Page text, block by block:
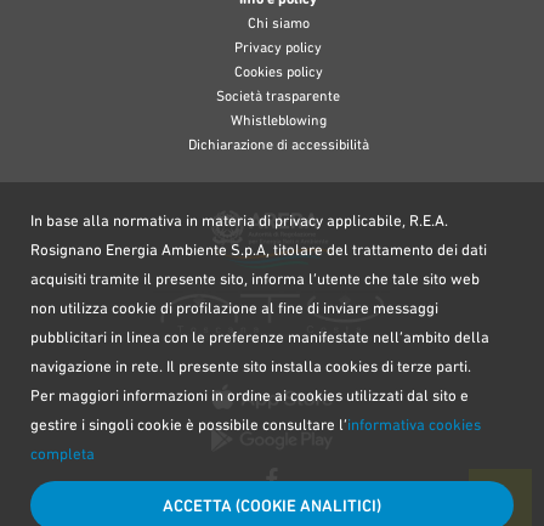
Chi siamo
Privacy policy
Cookies policy
Società trasparente
Whistleblowing
Dichiarazione di accessibilità
In base alla normativa in materia di privacy applicabile, R.E.A.
Rosignano Energia Ambiente S.p.A, titolare del trattamento dei dati
acquisiti tramite il presente sito, informa l’utente che tale sito web
non utilizza cookie di profilazione al fine di inviare messaggi
pubblicitari in linea con le preferenze manifestate nell’ambito della
navigazione in rete. Il presente sito installa cookies di terze parti.
Per maggiori informazioni in ordine ai cookies utilizzati dal sito e
gestire i singoli cookie è possibile consultare l’informativa cookies
completa
ACCETTA (COOKIE ANALITICI)